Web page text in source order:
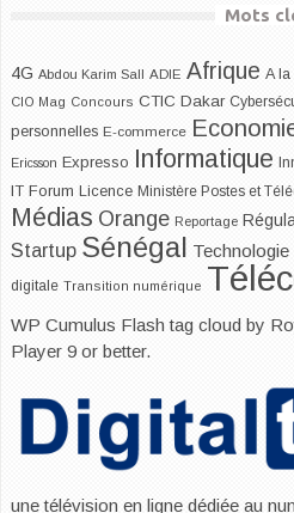
Mots
4G Abdou Karim Sall ADIE Afrique A la
CIO Mag Concours CTIC Dakar
personnelles E-commerce
Ericsson Expresso Informatique
IT Forum Licence Ministère Postes et
Médias Orange Reportage
Startup Sénégal Technologie
digitale Transition numérique
WP Cumulus Flash tag cloud by
Player 9 or better.
une télévision en ligne dédiée au